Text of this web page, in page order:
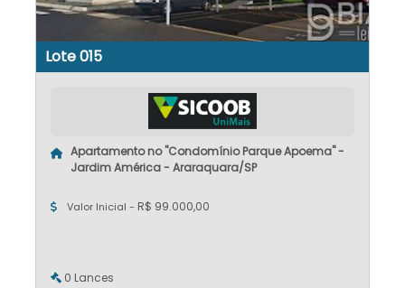
Lote 015
Apartamento no "Condomínio Parque Apoema" -
Jardim América - Araraquara/SP
Valor Inicial - R$ 99.000,00
0 Lances